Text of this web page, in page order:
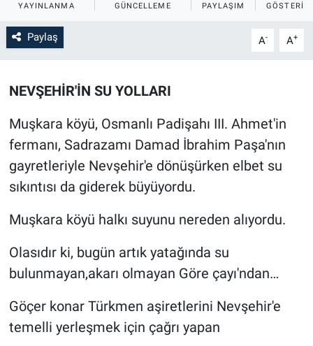
YAYINLANMA GÜNCELLEME PAYLAŞIM GÖSTERIM
Paylaş A- A+
NEVŞEHİR'İN SU YOLLARI
Muşkara köyü, Osmanlı Padişahı III. Ahmet'in
fermanı, Sadrazamı Damad İbrahim Paşa'nın
gayretleriyle Nevşehir'e dönüşürken elbet su
sıkıntısı da giderek büyüyordu.
Muşkara köyü halkı suyunu nereden alıyordu.
Olasıdır ki, bugün artık yatağında su
bulunmayan,akarı olmayan Göre çayı'ndan…
Göçer konar Türkmen aşiretlerini Nevşehir'e
temelli yerleşmek için çağrı yapan
Sağlık
Genel
Asayiş
İlan - Duyuru- Mesaj
Sizden Gelenler
Yaşam
Sağlık
3.Sayfa
Medya
İlan - Duyuru- Mesaj
Sizden Gelenler